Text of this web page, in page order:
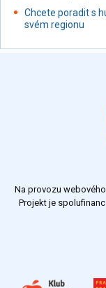
Fastfood
Studená kuchyně,
Chcete poradit s
svém regionu
Na provozu
Projekt je